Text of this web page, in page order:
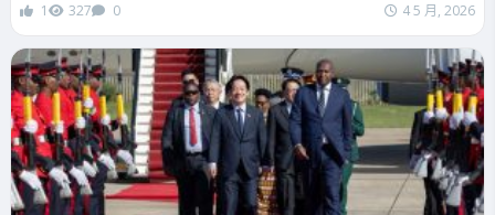
1 327 0 4 5 月, 2026